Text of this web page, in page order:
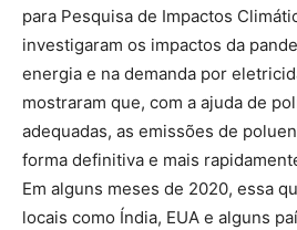
para Pesquisa de Impactos
investigaram os impactos da
energia e na demanda por
mostraram que, com a ajuda de
adequadas, as emissões de
forma definitiva e mais
Em alguns meses de 2020, essa
locais como Índia, EUA e alguns